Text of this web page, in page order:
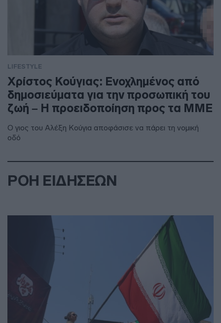
LIFESTYLE
Χρίστος Κούγιας: Ενοχλημένος από
δημοσιεύματα για την προσωπική του
ζωή – Η προειδοποίηση προς τα ΜΜΕ
Ο γιος του Αλέξη Κούγια αποφάσισε να πάρει τη νομική
οδό
ΡΟΗ ΕΙΔΗΣΕΩΝ